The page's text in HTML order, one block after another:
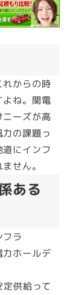
からの時
ね。関電
ーズが高
の課題っ
にインフ
せん。
ある
フラ
力ホールデ
供給って